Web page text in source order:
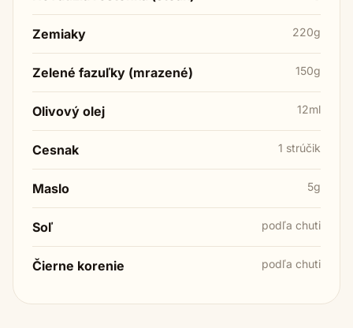
Zemiaky 220g
Zelené fazuľky (mrazené) 150g
Olivový olej 12ml
Cesnak 1 strúčik
Maslo 5g
Soľ podľa chuti
Čierne korenie podľa chuti